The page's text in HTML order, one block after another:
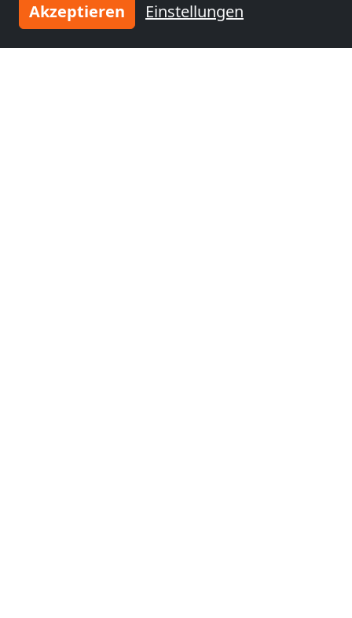
Akzeptieren Einstellungen